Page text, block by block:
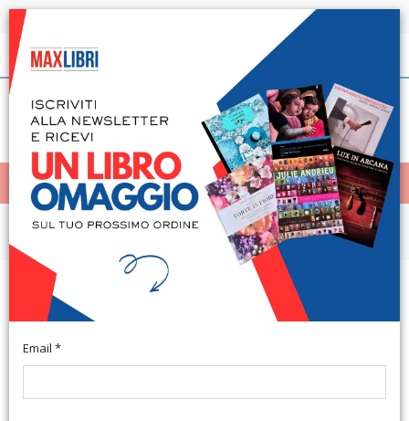
Spedizione in 24h per tutti i libri disponibili
Italiano
< Home
MENÙ
I sonetti - Le storie - Giove e le
bestie
Moderna Mondadori. 345).
Email *